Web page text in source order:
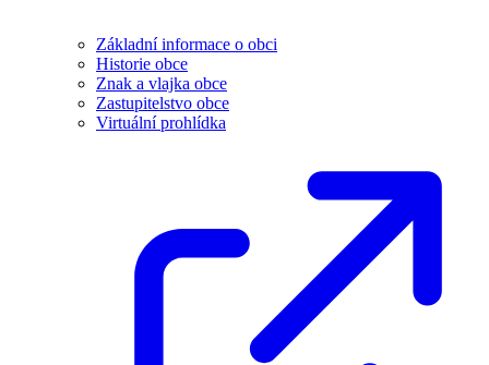
Základní informace o obci
Historie obce
Znak a vlajka obce
Zastupitelstvo obce
Virtuální prohlídka